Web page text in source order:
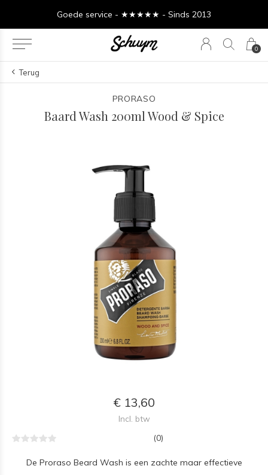
0
Goede service - ★★★★★ - Sinds 2013
Terug
PRORASO
Baard Wash 200ml Wood & Spice
€ 13,60
Incl. btw
(0)
De Proraso Beard Wash is een zachte maar effectieve